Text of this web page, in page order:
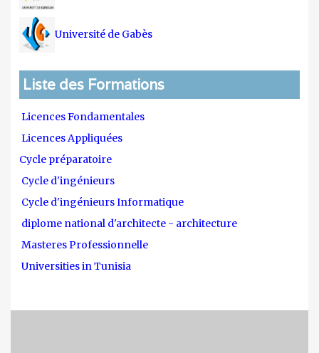
Université de Gabès
Liste des Formations
Licences Fondamentales
Licences Appliquées
Cycle préparatoire
Cycle d'ingénieurs
Cycle d'ingénieurs Informatique
diplome national d'architecte - architecture
Masteres Professionnelle
Universities in Tunisia